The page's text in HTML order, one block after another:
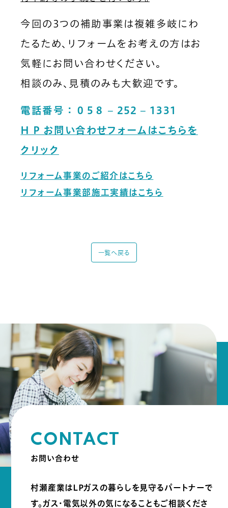
今回の3つの補助事業は複雑多岐にわ
たるため、リフォームをお考えの方はお
気軽にお問い合わせください。
相談のみ、見積のみも大歓迎です。
電話番号 ： ０５８ – 252 – 1331
H P お問い合わせフォームはこちらを
クリック
リフォーム事業のご紹介はこちら
リフォーム事業部施工実績はこちら
一覧へ戻る
CONTACT
お問い合わせ
村瀬産業はLPガスの暮らしを見守るパートナーで
す。 ガス・電気以外の気になることもご相談くださ
ガス臭い
地震/災害
ガス機器が
TEL. 058-252-1331